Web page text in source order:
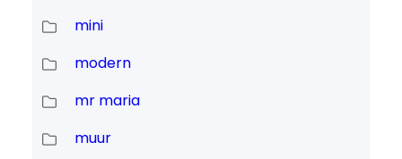
mini
modern
mr maria
muur